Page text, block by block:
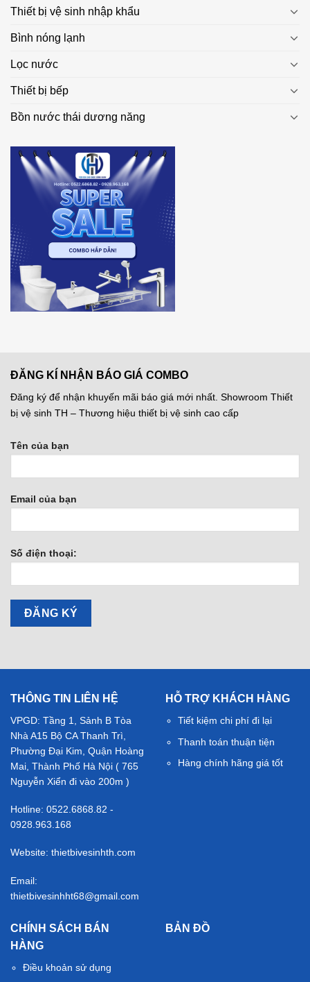
Thiết bị vệ sinh nhập khẩu
Bình nóng lạnh
Lọc nước
Thiết bị bếp
Bồn nước thái dương năng
ĐĂNG KÍ NHẬN BÁO GIÁ COMBO
Đăng ký để nhận khuyến mãi báo giá mới nhất. Showroom Thiết
bị vệ sinh TH – Thương hiệu thiết bị vệ sinh cao cấp
Tên của bạn
Email của bạn
Số điện thoại:
THÔNG TIN LIÊN HỆ
VPGD: Tầng 1, Sảnh B Tòa
Nhà A15 Bộ CA Thanh Trì,
Phường Đại Kim, Quận Hoàng
Mai, Thành Phố Hà Nội ( 765
Nguyễn Xiển đi vào 200m )
Hotline: 0522.6868.82 -
0928.963.168
Website: thietbivesinhth.com
Email:
thietbivesinhht68@gmail.com
HỖ TRỢ KHÁCH HÀNG
Tiết kiệm chi phí đi lại
Thanh toán thuận tiện
Hàng chính hãng giá tốt
CHÍNH SÁCH BÁN
HÀNG
Điều khoản sử dụng
BẢN ĐỒ